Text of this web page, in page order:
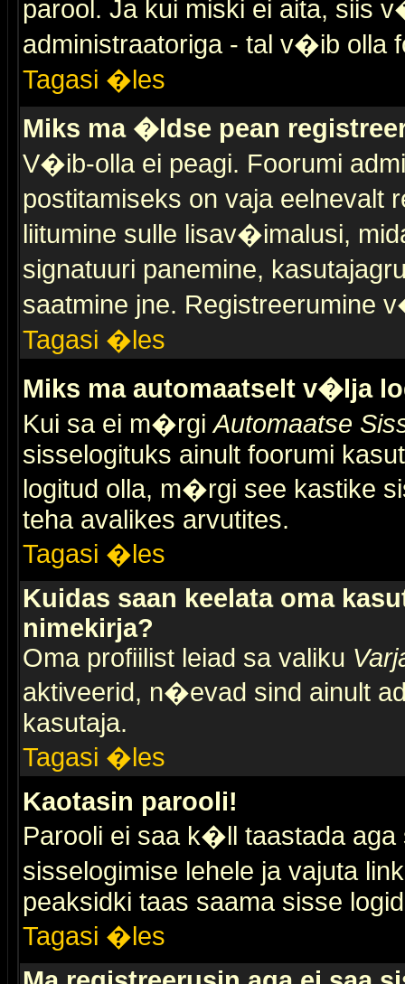
parool. Ja kui miski ei aita, siis
administraatoriga - tal v�ib olla
Tagasi �les
Miks ma �ldse pean
V�ib-olla ei peagi. Foorumi
postitamiseks on vaja eelnevalt
liitumine sulle lisav�imalusi,
signatuuri panemine,
saatmine jne. Registreerumine
Tagasi �les
Miks ma automaatselt v�lja
Kui sa ei m�rgiAutomaatse
sisselogituks ainult foorumi
logitud olla, m�rgi see kastike
teha avalikes arvutites.
Tagasi �les
Kuidas saan keelata oma
nimekirja?
Oma profiilist leiad sa valiku
aktiveerid, n�evad sind ainult
kasutaja.
Tagasi �les
Kaotasin parooli!
Parooli ei saa k�ll taastada aga
sisselogimise lehele ja vajuta
peaksidki taas saama sisse
Tagasi �les